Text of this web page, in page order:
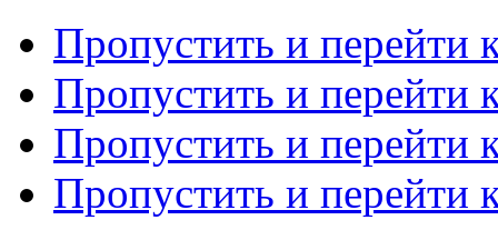
Пропустить и перейти
Пропустить и перейти
Пропустить и перейти
Пропустить и перейти